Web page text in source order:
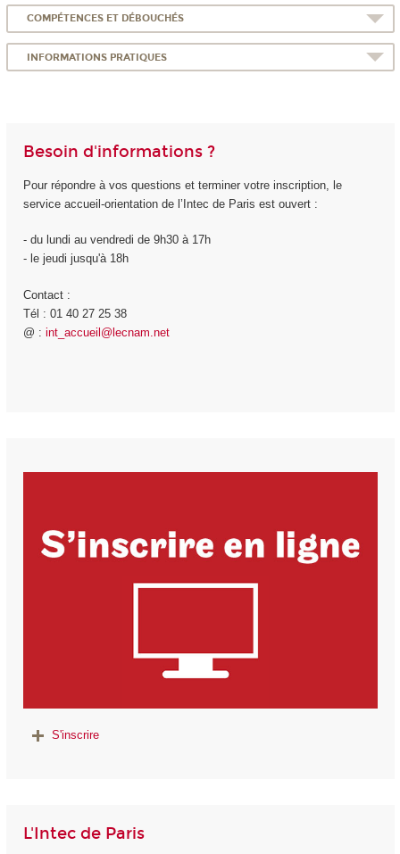
COMPÉTENCES ET DÉBOUCHÉS
INFORMATIONS PRATIQUES
Besoin d'informations ?
Pour répondre à vos questions et terminer votre inscription, le
service accueil-orientation de l’Intec de Paris est ouvert :
- du lundi au vendredi de 9h30 à 17h
- le jeudi jusqu'à 18h
Contact :
Tél : 01 40 27 25 38
@ : int_accueil@lecnam.net
S'inscrire
L'Intec de Paris